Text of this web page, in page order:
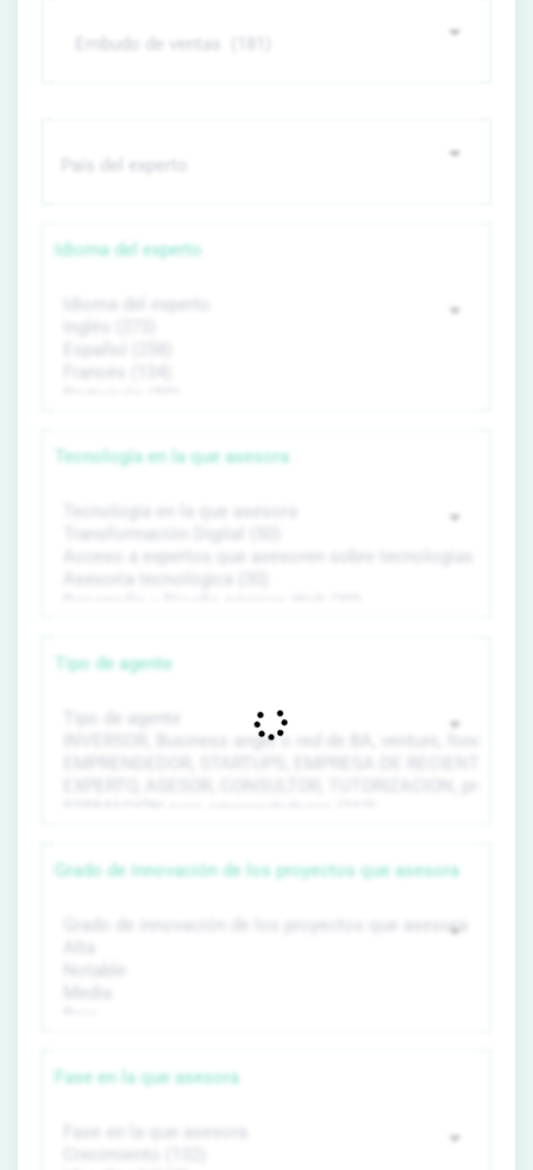
Idioma del experto
Tecnología en la que asesora
Tipo de agente
Grado de innovación de los proyectos que asesora
Fase en la que asesora